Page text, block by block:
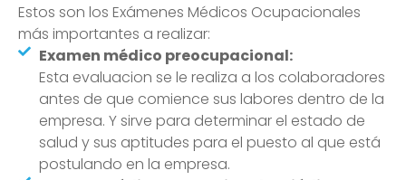
Estos son los Exámenes Médicos Ocupacionales
más importantes a realizar:
Examen médico preocupacional:
Esta evaluacion se le realiza a los colaboradores
antes de que comience sus labores dentro de la
empresa. Y sirve para determinar el estado de
salud y sus aptitudes para el puesto al que está
postulando en la empresa.